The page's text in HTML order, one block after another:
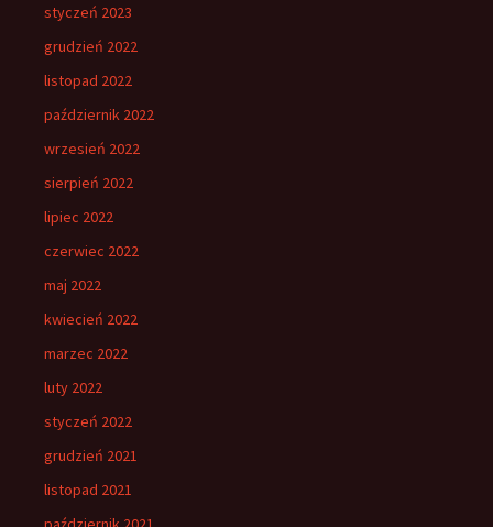
styczeń 2023
grudzień 2022
listopad 2022
październik 2022
wrzesień 2022
sierpień 2022
lipiec 2022
czerwiec 2022
maj 2022
kwiecień 2022
marzec 2022
luty 2022
styczeń 2022
grudzień 2021
listopad 2021